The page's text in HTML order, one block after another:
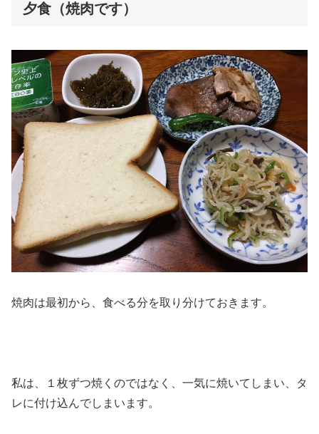
夕食（焼肉です）
焼肉は最初から、食べる分を取り分けておきます。
私は、１枚ずつ焼くのではなく、一気に焼いてしまい、タ
レに付け込んでしまいます。